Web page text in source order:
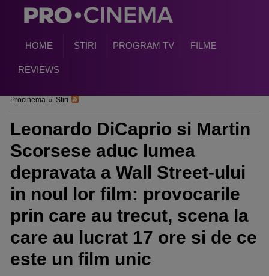
HOME STIRI PROGRAM TV FILME
REVIEWS
Procinema » Stiri
Leonardo DiCaprio si Martin
Scorsese aduc lumea
depravata a Wall Street-ului
in noul lor film: provocarile
prin care au trecut, scena la
care au lucrat 17 ore si de ce
este un film unic